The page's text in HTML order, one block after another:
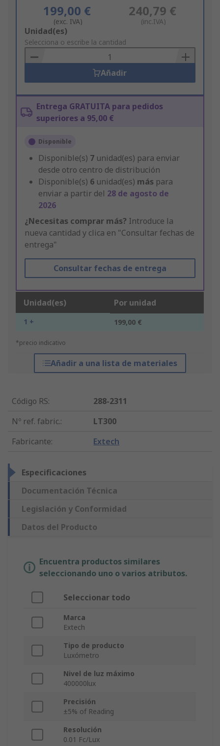
199,00 €
(exc. IVA)
240,79 €
(inc.IVA)
Add
to
Basket
Unidad(es)
Selecciona o escribe la cantidad
Añadir
Entrega GRATUITA para pedidos
superiores a 95,00 €
Disponible
Disponible(s) 7 unidad(es) para enviar
desde otro centro de distribución
Disponible(s) 6 unidad(es) más para
enviar a partir del 28 de agosto de
2026
¿Necesitas comprar más? Introduce la
nueva cantidad y clica en "Consultar fechas de
entrega"
Consultar fechas de entrega
Unidad(es) Por unidad
1 + 199,00 €
*precio indicativo
Añadir a una lista de materiales
Código RS:
288-2311
Nº ref. fabric.:
LT300
Fabricante: Extech
Especificaciones
Documentación Técnica
Legislación y Conformidad
Datos del Producto
Encuentra productos similares
seleccionando uno o varios atributos.
Seleccionar todo
Marca
Extech
Tipo de producto
Luxómetro
Nivel de luz máximo
400000lux
Precisión
±5% of Reading
Resolución
0.01 Fc/Lux